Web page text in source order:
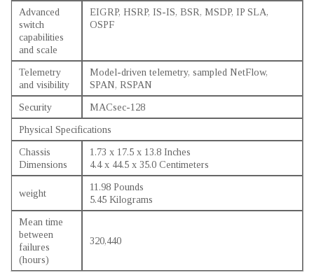
Advanced
switch
capabilities
and scale
EIGRP, HSRP, IS-IS, BSR, MSDP, IP SLA,
OSPF
Telemetry
and visibility
Model-driven telemetry, sampled NetFlow,
SPAN, RSPAN
Security
MACsec-128
Physical Specifications
Chassis
Dimensions
1.73 x 17.5 x 13.8 Inches
4.4 x 44.5 x 35.0 Centimeters
weight
11.98 Pounds
5.45 Kilograms
Mean time
between
failures
(hours)
320,440